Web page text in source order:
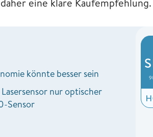
könnte besser sein
nur optischer
Sensor